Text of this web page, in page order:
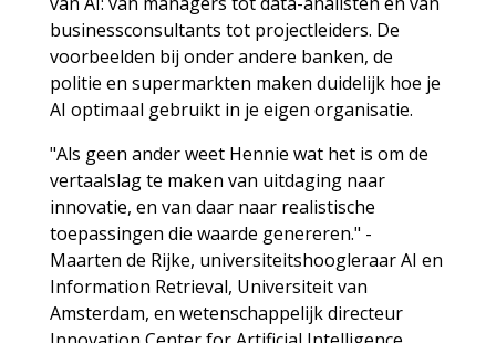
businessconsultants tot projectleiders. De
voorbeelden bij onder andere banken, de
politie en supermarkten maken duidelijk hoe je
AI optimaal gebruikt in je eigen organisatie.
"Als geen ander weet Hennie wat het is om de
vertaalslag te maken van uitdaging naar
innovatie, en van daar naar realistische
toepassingen die waarde genereren." -
Maarten de Rijke, universiteitshoogleraar AI en
Information Retrieval, Universiteit van
Amsterdam, en wetenschappelijk directeur